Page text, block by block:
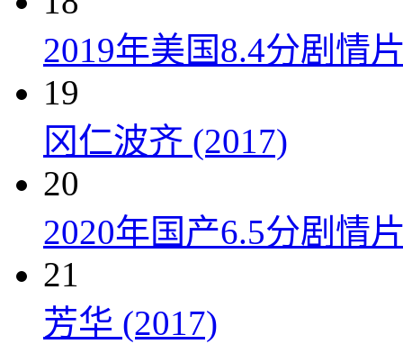
2019年美国8.4分剧情
19
冈仁波齐 (2017)
20
2020年国产6.5分剧情
21
芳华 (2017)